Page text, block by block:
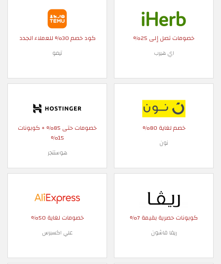
خصومات تصل إلى 25%
اي هيرب
كود خصم 30% للعملاء الجدد
تيمو
خصم لغاية 80%
نون
خصومات حتى 85% + كوبونات
15%
هوستنجر
كوبونات حصرية بقيمة 7%
ريفا فاشون
خصومات لغاية 50%
علي اكسبرس